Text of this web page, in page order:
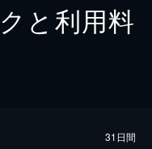
と利用料
31日間